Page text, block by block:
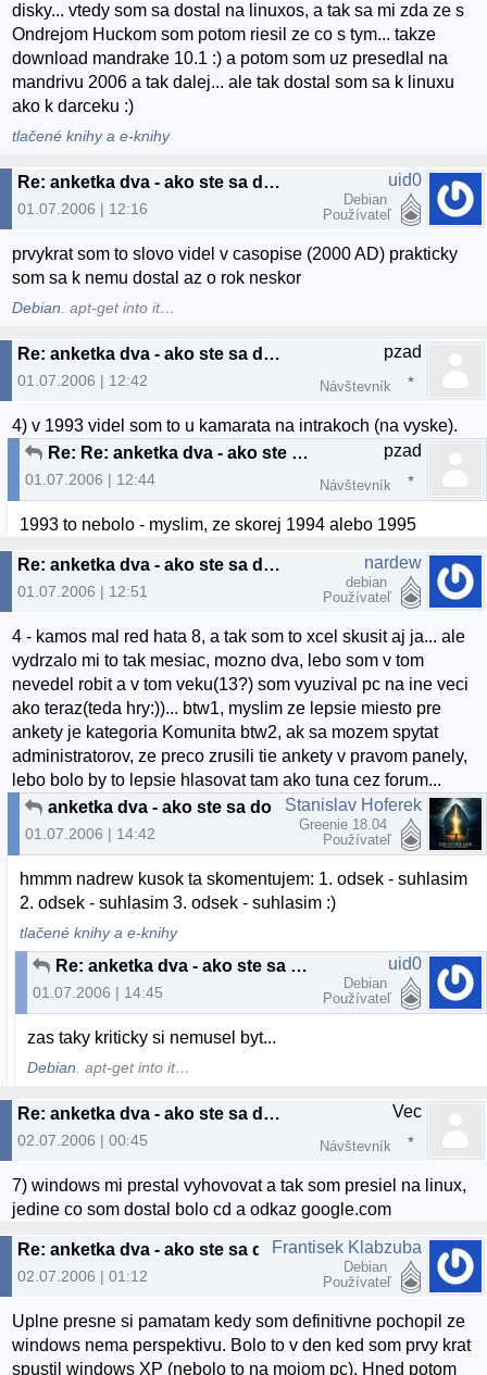
disky... vtedy som sa dostal na linuxos, a tak sa mi zda ze s
Ondrejom Huckom som potom riesil ze co s tym... takze
download mandrake 10.1 :) a potom som uz presedlal na
mandrivu 2006 a tak dalej... ale tak dostal som sa k linuxu
ako k darceku :)
tlačené knihy a e-knihy
Re: anketka dva - ako ste sa dostali k linuxu? :)
01.07.2006 | 12:16
uid0
Debian
Používateľ
prvykrat som to slovo videl v casopise (2000 AD) prakticky
som sa k nemu dostal az o rok neskor
Debian . apt-get into it…
Re: anketka dva - ako ste sa dostali k linuxu? :)
01.07.2006 | 12:42
pzad
Návštevník
4) v 1993 videl som to u kamarata na intrakoch (na vyske).
Re: Re: anketka dva - ako ste sa dostali k linuxu?
01.07.2006 | 12:44
pzad
Návštevník
1993 to nebolo - myslim, ze skorej 1994 alebo 1995
Re: anketka dva - ako ste sa dostali k linuxu? :)
01.07.2006 | 12:51
nardew
debian
Používateľ
4 - kamos mal red hata 8, a tak som to xcel skusit aj ja... ale
vydrzalo mi to tak mesiac, mozno dva, lebo som v tom
nevedel robit a v tom veku(13?) som vyuzival pc na ine veci
ako teraz(teda hry:))... btw1, myslim ze lepsie miesto pre
ankety je kategoria Komunita btw2, ak sa mozem spytat
administratorov, ze preco zrusili tie ankety v pravom panely,
lebo bolo by to lepsie hlasovat tam ako tuna cez forum...
anketka dva - ako ste sa dostali k linuxu? :)
01.07.2006 | 14:42
Stanislav Hoferek
Greenie 18.04
Používateľ
hmmm nadrew kusok ta skomentujem: 1. odsek - suhlasim
2. odsek - suhlasim 3. odsek - suhlasim :)
tlačené knihy a e-knihy
Re: anketka dva - ako ste sa dostali k linuxu? :)
01.07.2006 | 14:45
uid0
Debian
Používateľ
zas taky kriticky si nemusel byt...
Debian . apt-get into it…
Re: anketka dva - ako ste sa dostali k linuxu? :)
02.07.2006 | 00:45
Vec
Návštevník
7) windows mi prestal vyhovovat a tak som presiel na linux,
jedine co som dostal bolo cd a odkaz google.com
Re: anketka dva - ako ste sa dostali k linuxu? :)
02.07.2006 | 01:12
Frantisek Klabzuba
Debian
Používateľ
Uplne presne si pamatam kedy som definitivne pochopil ze
windows nema perspektivu. Bolo to v den ked som prvy krat
spustil windows XP (nebolo to na mojom pc). Hned potom